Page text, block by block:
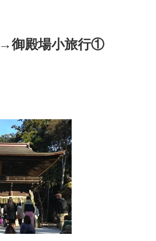
御殿場小旅行①